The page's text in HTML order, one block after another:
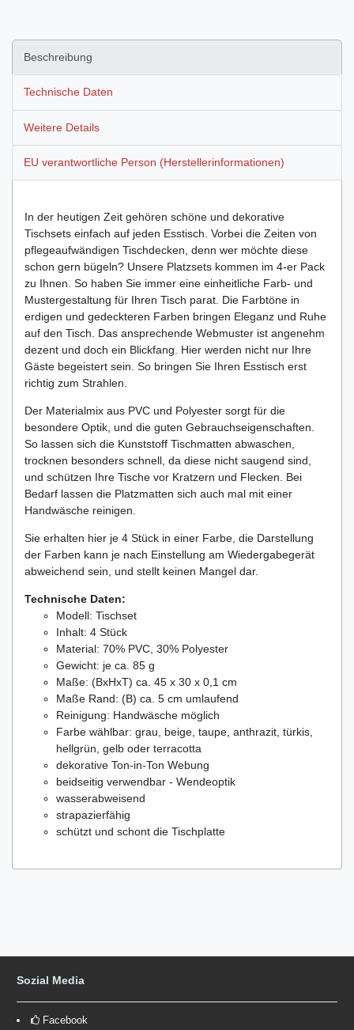
Beschreibung
Technische Daten
Weitere Details
EU verantwortliche Person (Herstellerinformationen)
In der heutigen Zeit gehören schöne und dekorative
Tischsets einfach auf jeden Esstisch. Vorbei die Zeiten von
pflegeaufwändigen Tischdecken, denn wer möchte diese
schon gern bügeln? Unsere Platzsets kommen im 4-er Pack
zu Ihnen. So haben Sie immer eine einheitliche Farb- und
Mustergestaltung für Ihren Tisch parat. Die Farbtöne in
erdigen und gedeckteren Farben bringen Eleganz und Ruhe
auf den Tisch. Das ansprechende Webmuster ist angenehm
dezent und doch ein Blickfang. Hier werden nicht nur Ihre
Gäste begeistert sein. So bringen Sie Ihren Esstisch erst
richtig zum Strahlen.
Der Materialmix aus PVC und Polyester sorgt für die
besondere Optik, und die guten Gebrauchseigenschaften.
So lassen sich die Kunststoff Tischmatten abwaschen,
trocknen besonders schnell, da diese nicht saugend sind,
und schützen Ihre Tische vor Kratzern und Flecken. Bei
Bedarf lassen die Platzmatten sich auch mal mit einer
Handwäsche reinigen.
Sie erhalten hier je 4 Stück in einer Farbe, die Darstellung
der Farben kann je nach Einstellung am Wiedergabegerät
abweichend sein, und stellt keinen Mangel dar.
Technische Daten:
Modell: Tischset
Inhalt: 4 Stück
Material: 70% PVC, 30% Polyester
Gewicht: je ca. 85 g
Maße: (BxHxT) ca. 45 x 30 x 0,1 cm
Maße Rand: (B) ca. 5 cm umlaufend
Reinigung: Handwäsche möglich
Farbe wählbar: grau, beige, taupe, anthrazit, türkis,
hellgrün, gelb oder terracotta
dekorative Ton-in-Ton Webung
beidseitig verwendbar - Wendeoptik
wasserabweisend
strapazierfähig
schützt und schont die Tischplatte
Sozial Media
Facebook